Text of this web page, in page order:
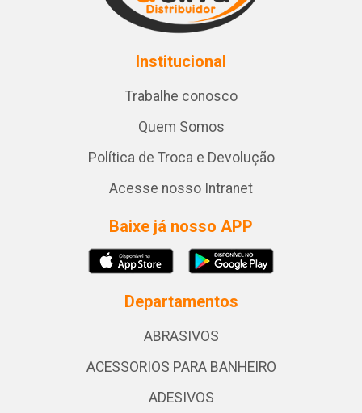
Institucional
Trabalhe conosco
Quem Somos
Política de Troca e Devolução
Acesse nosso Intranet
Baixe já nosso APP
Departamentos
ABRASIVOS
ACESSORIOS PARA BANHEIRO
ADESIVOS